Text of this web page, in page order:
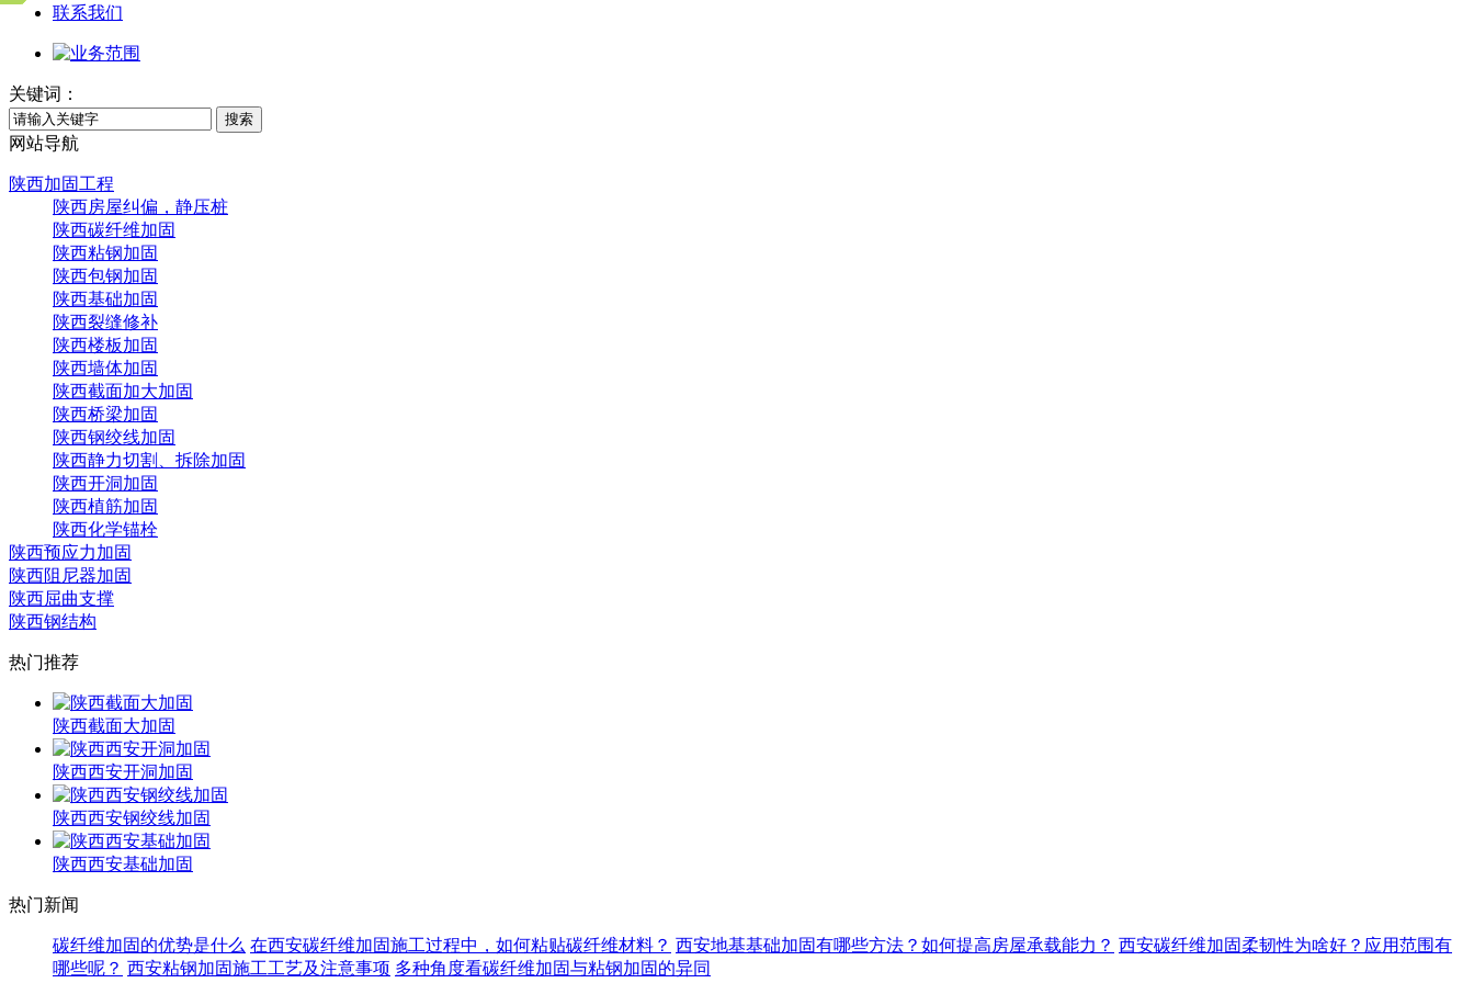
联系我们
关键词：
搜索
网站导航
陕西加固工程
陕西房屋纠偏，静压桩
陕西碳纤维加固
陕西粘钢加固
陕西包钢加固
陕西基础加固
陕西裂缝修补
陕西楼板加固
陕西墙体加固
陕西截面加大加固
陕西桥梁加固
陕西钢绞线加固
陕西静力切割、拆除加固
陕西开洞加固
陕西植筋加固
陕西化学锚栓
陕西预应力加固
陕西阻尼器加固
陕西屈曲支撑
陕西钢结构
热门推荐
陕西截面大加固
陕西西安开洞加固
陕西西安钢绞线加固
陕西西安基础加固
热门新闻
碳纤维加固的优势是什么 在西安碳纤维加固施工过程中，如何粘贴碳纤维材料？ 西安地基基础加固有哪些方法？如何提高房屋承载能力？ 西安碳纤维加固柔韧性为啥好？应用范围有
哪些呢？ 西安粘钢加固施工工艺及注意事项 多种角度看碳纤维加固与粘钢加固的异同